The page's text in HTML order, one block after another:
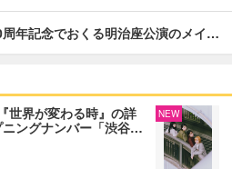
年記念でおくる明治座公演のメイ…
世界が変わる時』の詳
ングナンバー「渋谷…
NEW